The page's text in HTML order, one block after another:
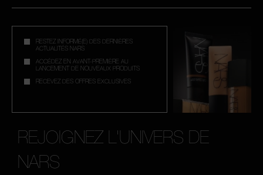
RESTEZ INFORMÉ(E) DES DERNIÈRES
ACTUALITÉS NARS
ACCÉDEZ EN AVANT-PREMIÈRE AU
LANCEMENT DE NOUVEAUX PRODUITS
RECEVEZ DES OFFRES EXCLUSIVES
REJOIGNEZ L'UNIVERS DE
NARS